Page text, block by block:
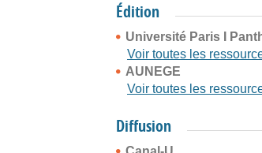
Édition
Université Paris I
Voir toutes les
AUNEGE
Voir toutes les
Diffusion